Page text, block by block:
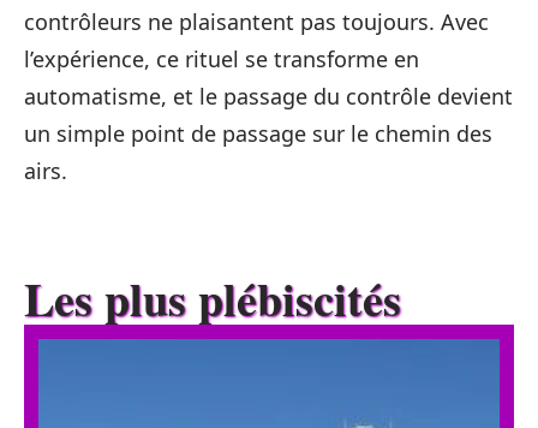
contrôleurs ne plaisantent pas toujours. Avec
l’expérience, ce rituel se transforme en
automatisme, et le passage du contrôle devient
un simple point de passage sur le chemin des
airs.
Les plus plébiscités